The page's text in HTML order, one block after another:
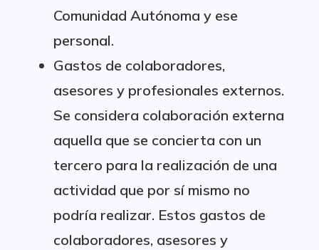
Comunidad Autónoma y ese
personal.
Gastos de colaboradores,
asesores y profesionales externos.
Se considera colaboración externa
aquella que se concierta con un
tercero para la realización de una
actividad que por sí mismo no
podría realizar. Estos gastos de
colaboradores, asesores y